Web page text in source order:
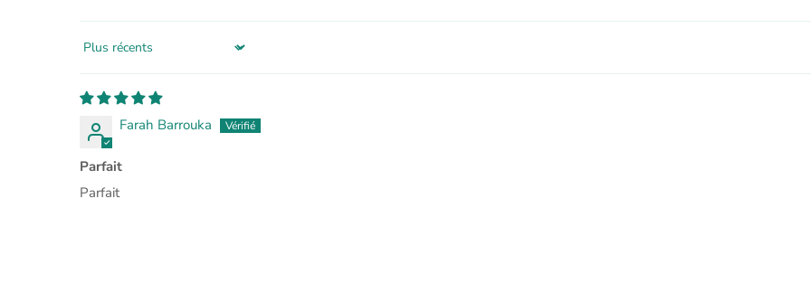
Sort by
Farah Barrouka
Parfait
Parfait